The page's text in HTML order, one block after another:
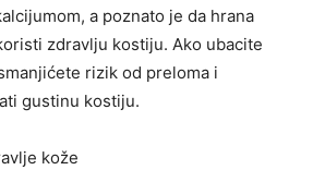
a poznato je da hrana
zdravlju kostiju. Ako ubacite
rizik od preloma i
gustinu kostiju.
kože